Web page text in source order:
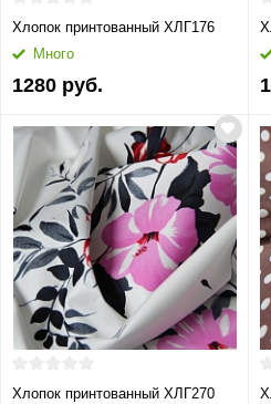
Хлопок принтованный ХЛГ176
Много
1280 руб.
Хлопок принтованный ХЛГ270